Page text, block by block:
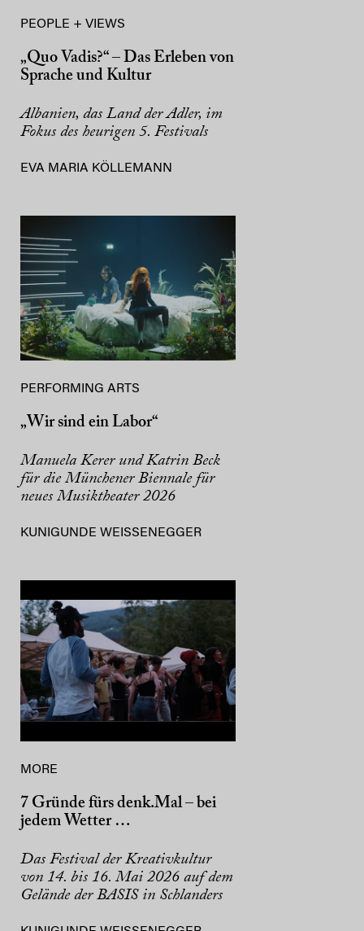
PEOPLE + VIEWS
„Quo Vadis?“ – Das Erleben von
Sprache und Kultur
Albanien, das Land der Adler, im
Fokus des heurigen 5. Festivals
EVA MARIA KÖLLEMANN
PERFORMING ARTS
„Wir sind ein Labor“
Manuela Kerer und Katrin Beck
für die Münchener Biennale für
neues Musiktheater 2026
KUNIGUNDE WEISSENEGGER
MORE
7 Gründe fürs denk.Mal – bei
jedem Wetter …
Das Festival der Kreativkultur
von 14. bis 16. Mai 2026 auf dem
Gelände der BASIS in Schlanders